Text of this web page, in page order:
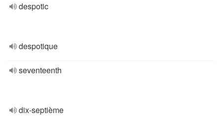
despotic
despotique
seventeenth
dix-septième